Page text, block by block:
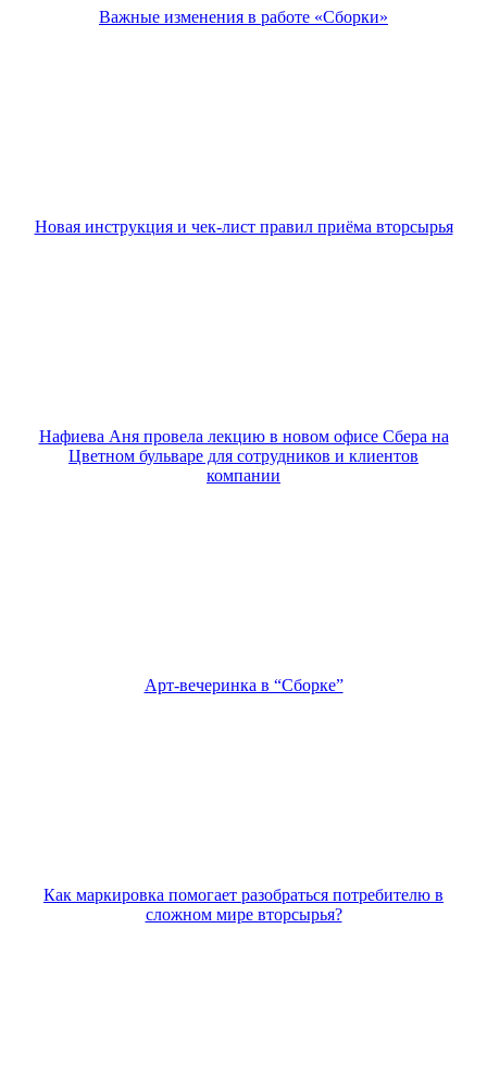
Важные изменения в работе «Сборки»
Новая инструкция и чек-лист правил приёма вторсырья
Нафиева Аня провела лекцию в новом офисе Сбера на
Цветном бульваре для сотрудников и клиентов
компании
Арт-вечеринка в “Сборке”
Как маркировка помогает разобраться потребителю в
сложном мире вторсырья?